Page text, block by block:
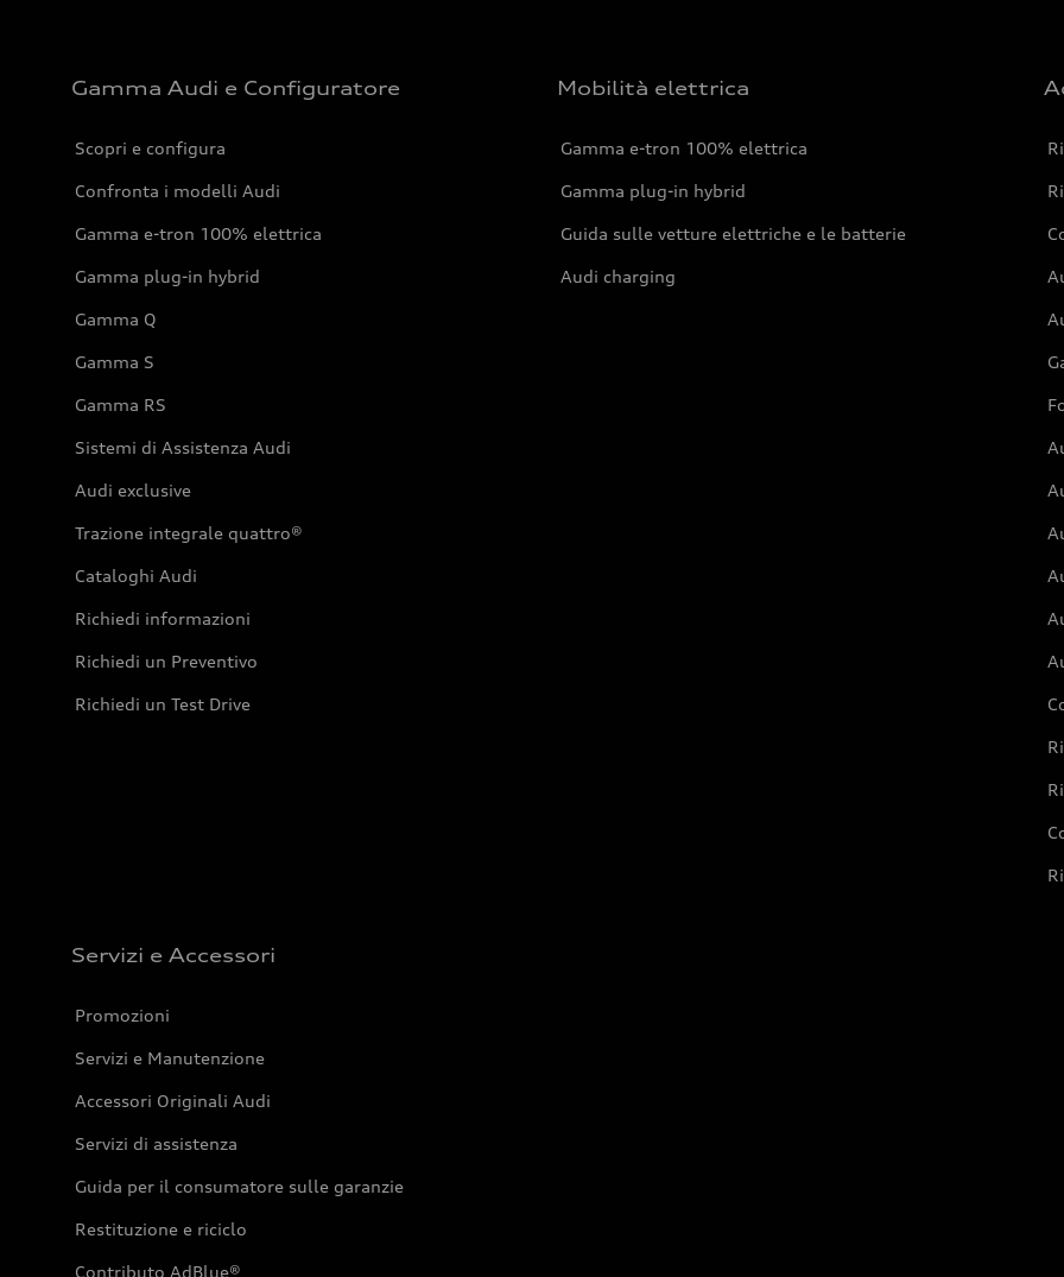
Gamma Audi e Configuratore
Scopri e configura
Confronta i modelli Audi
Gamma e-tron 100% elettrica
Gamma plug-in hybrid
Gamma Q
Gamma S
Gamma RS
Sistemi di Assistenza Audi
Audi exclusive
Trazione integrale quattro®
Cataloghi Audi
Richiedi informazioni
Richiedi un Preventivo
Richiedi un Test Drive
Mobilità elettrica
Gamma e-tron 100% elettrica
Gamma plug-in hybrid
Guida sulle vetture elettriche e le batterie
Audi charging
Servizi e Accessori
Promozioni
Servizi e Manutenzione
Accessori Originali Audi
Servizi di assistenza
Guida per il consumatore sulle garanzie
Restituzione e riciclo
Contributo AdBlue®